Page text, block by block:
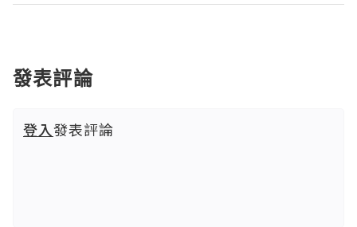
發表評論
登入發表評論